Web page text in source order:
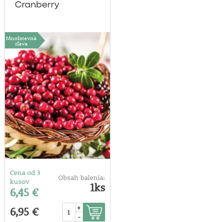
Cranberry
Množstevná
zľava
Cena od 3
kusov
6,45 €
Obsah balenia:
1ks
6,95 €
+
-